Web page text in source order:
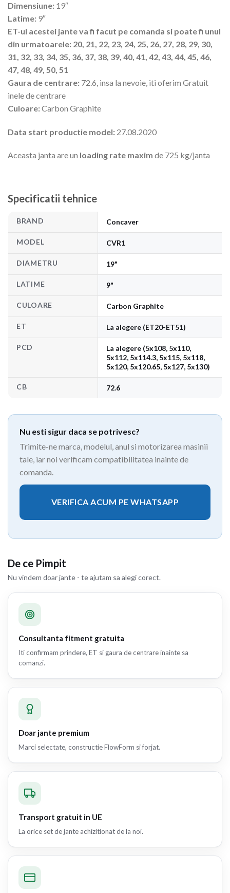
Dimensiune: 19″
Latime: 9″
ET-ul acestei jante va fi facut pe comanda si poate fi unul
din urmatoarele: 20, 21, 22, 23, 24, 25, 26, 27, 28, 29, 30,
31, 32, 33, 34, 35, 36, 37, 38, 39, 40, 41, 42, 43, 44, 45, 46,
47, 48, 49, 50, 51
Gaura de centrare: 72.6, insa la nevoie, iti oferim Gratuit
inele de centrare
Culoare:Carbon Graphite
Data start productie model: 27.08.2020
Aceasta janta are un loading rate maxim de 725 kg/janta
Specificatii tehnice
BRAND Concaver
MODEL CVR1
DIAMETRU 19"
LATIME 9"
CULOARE Carbon Graphite
ET La alegere (ET20-ET51)
PCD
La alegere (5x108, 5x110,
5x112, 5x114.3, 5x115, 5x118,
5x120, 5x120.65, 5x127, 5x130)
CB 72.6
Nu esti sigur daca se potrivesc?
Trimite-ne marca, modelul, anul si motorizarea masinii
tale, iar noi verificam compatibilitatea inainte de
comanda.
VERIFICA ACUM PE WHATSAPP
De ce Pimpit
Nu vindem doar jante - te ajutam sa alegi corect.
Consultanta fitment gratuita
Iti confirmam prindere, ET si gaura de centrare inainte sa
comanzi.
Doar jante premium
Marci selectate, constructie FlowForm si forjat.
Transport gratuit in UE
La orice set de jante achizitionat de la noi.